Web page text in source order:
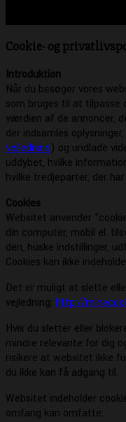
Cookie- og
Introduktion
Når du besøger vores
som bruges til at tilpasse
værdien af de annoncer,
der indsamles
vejledning) og undlade
uddybet, hvilke
hvilke tredjeparter, der
Cookies
Websitet anvender
din computer, mobil el.
den, huske indstillinger,
Cookies kan ikke
Det er muligt at slette
vejledning: http://
Hvis du sletter eller
mindre relevante for dig
risikere at websitet ikke
du ikke kan få adgang til.
Websitet indeholder
omfang kan omfatte: